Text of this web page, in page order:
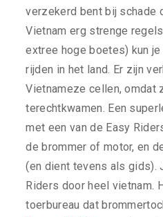
verzekerd bent bij schade
Vietnam erg strenge
extree hoge boetes) kun
rijden in het land. Er zijn
Vietnameze cellen, omdat
terechtkwamen. Een
met een van de Easy
de brommer of motor, en
(en dient tevens als gids).
Riders door heel vietnam.
toerbureau dat